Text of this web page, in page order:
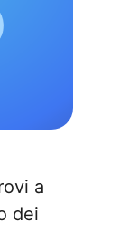
a
dei